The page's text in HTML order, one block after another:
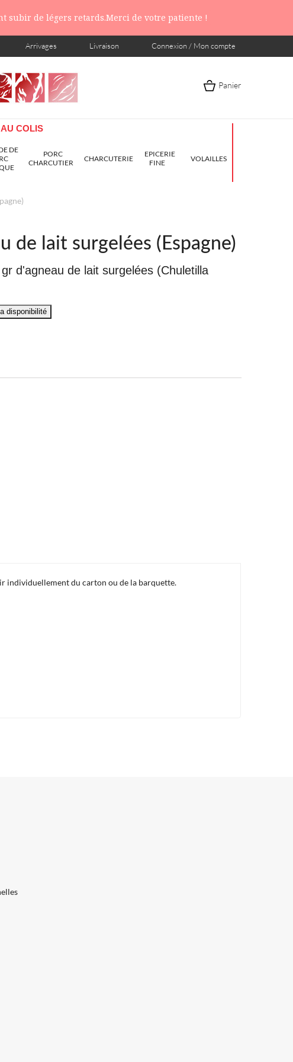
subir de légers retards.Merci de votre patiente !
Connexion / Mon compte
Livraison
Arrivages
Panier
AU COLIS
DE
PORC
CHARCUTIER
CHARCUTERIE
EPICERIE
FINE
VOLAILLES
de lait surgelées (Espagne)
d'agneau de lait surgelées (Chuletilla
individuellement du carton ou de la barquette.